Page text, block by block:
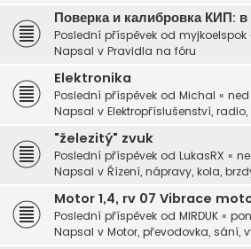
Поверка и калибровка КИП:
Poslední příspěvek od myjkoelspok
Napsal v Pravidla na fóru
Elektronika
Poslední příspěvek od Michal « ned
Napsal v Elektropříslušenství,
"železitý" zvuk
Poslední příspěvek od LukasRX «
Napsal v Řízení, nápravy, kola,
Motor 1,4, rv 07 Vibrace
Poslední příspěvek od MIRDUK «
Napsal v Motor, převodovka, sání,